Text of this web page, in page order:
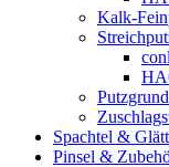
Kalk-
Spachtel &
Pinsel &